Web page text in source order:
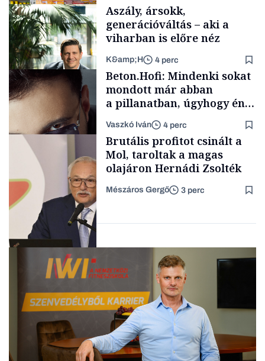
Makro
TÁMOGATÓI
TARTALOM
Aszály, ársokk,
generációváltás – aki a
viharban is előre néz
K&amp;H 4 perc
Forbes-sztori
Beton.Hofi: Mindenki sokat
mondott már abban
a pillanatban, úgyhogy én
a legsarkosabb
gondolataimat akartam
kimondani
Vaszkó Iván 4 perc
Befektetés
Brutális profitot csinált a
Mol, taroltak a magas
olajáron Hernádi Zsolték
Mészáros Gergő 3 perc